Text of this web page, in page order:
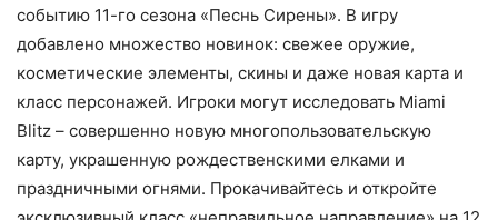
событию 11-го сезона «Песнь Сирены». В игру
добавлено множество новинок: свежее оружие,
косметические элементы, скины и даже новая карта и
класс персонажей. Игроки могут исследовать Miami
Blitz – совершенно новую многопользовательскую
карту, украшенную рождественскими елками и
праздничными огнями. Прокачивайтесь и откройте